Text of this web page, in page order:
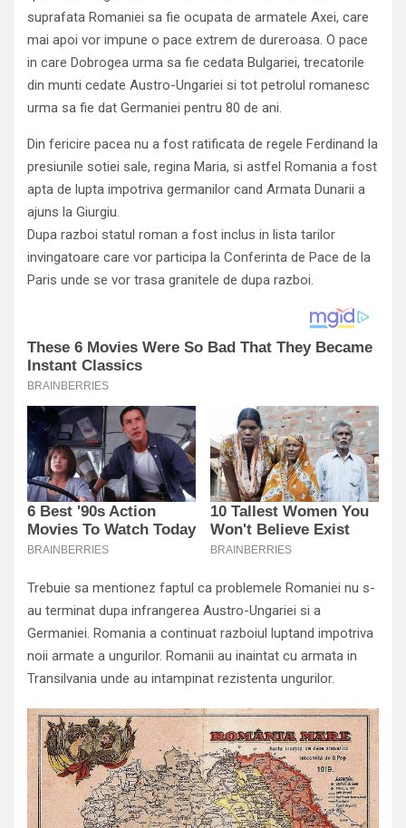
suprafata Romaniei sa fie ocupata de armatele Axei, care
mai apoi vor impune o pace extrem de dureroasa. O pace
in care Dobrogea urma sa fie cedata Bulgariei, trecatorile
din munti cedate Austro-Ungariei si tot petrolul romanesc
urma sa fie dat Germaniei pentru 80 de ani.
Din fericire pacea nu a fost ratificata de regele Ferdinand la
presiunile sotiei sale, regina Maria, si astfel Romania a fost
apta de lupta impotriva germanilor cand Armata Dunarii a
ajuns la Giurgiu.
Dupa razboi statul roman a fost inclus in lista tarilor
invingatoare care vor participa la Conferinta de Pace de la
Paris unde se vor trasa granitele de dupa razboi.
Trebuie sa mentionez faptul ca problemele Romaniei nu s-
au terminat dupa infrangerea Austro-Ungariei si a
Germaniei. Romania a continuat razboiul luptand impotriva
noii armate a ungurilor. Romanii au inaintat cu armata in
Transilvania unde au intampinat rezistenta ungurilor.